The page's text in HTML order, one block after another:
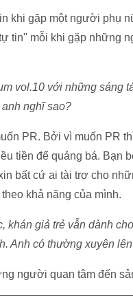
khi gặp một người phụ
tin" mỗi khi gặp những
vol.10 với những
nghĩ sao?
PR. Bởi vì muốn PR
tiền để quảng bá. Bạn
bất cứ ai tài trợ cho
khả năng của mình.
khán giả trẻ vẫn dành
Anh có thường xuyên
người quan tâm đến